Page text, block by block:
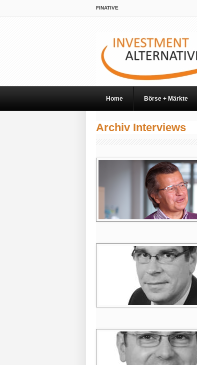
FINATIVE
Home Börse + Märkte
Archiv Interviews